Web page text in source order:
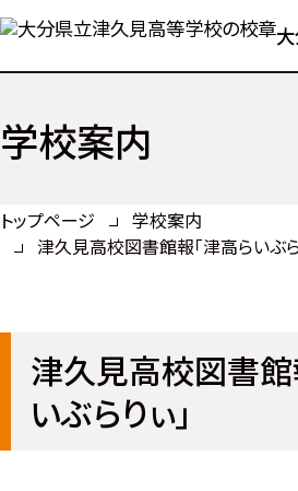
学校案内
トップページ
学校案内
津久見高校図書館報「津高らいぶら
津久見高校図書館
いぶらりぃ」